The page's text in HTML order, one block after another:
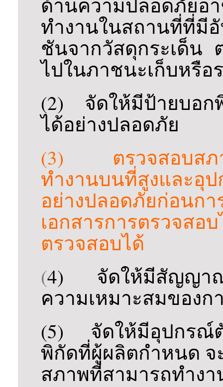
ทำงานในสถานที่ที่มี
ชันจากวัสดุกระเด็น
ไปในภาชนะเก็บหรือ
(2) จัดให้มีป้ายบอก
ได้อย่างปลอดภัย
(3) ตรวจสอบสภา
ทำงานบนที่สูงและอุ
อย่างปลอดภัยก่อน
เอกสารการตรวจสอ
ตรวจสอบได้
(4) จัดให้มีสัญญาณเ
ความเหมาะสมของก
(5) จัดให้มีอุปกรณ์ตั
พิกัดที่ผู้ผลิตกำหนด จ
สภาพที่สามารถทำงา